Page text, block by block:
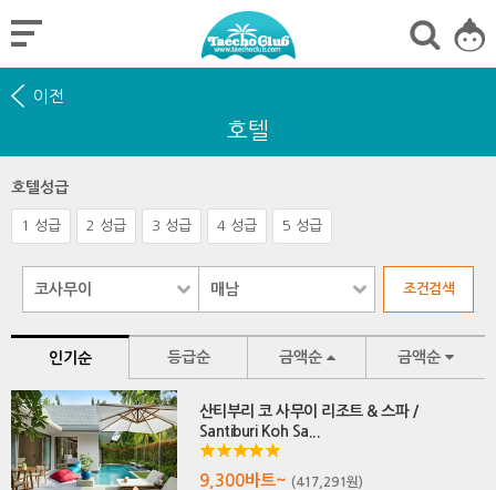
이전
호텔
호텔성급
1 성급 2 성급 3 성급 4 성급 5 성급
인기순 등급순 금액순 금액순
산티부리 코 사무이 리조트 & 스파 /
Santiburi Koh Sa...
9,300바트~ (417,291원)